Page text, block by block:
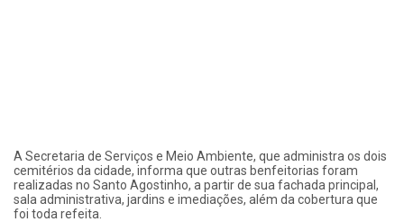
A Secretaria de Serviços e Meio Ambiente, que administra os dois
cemitérios da cidade, informa que outras benfeitorias foram
realizadas no Santo Agostinho, a partir de sua fachada principal,
sala administrativa, jardins e imediações, além da cobertura que
foi toda refeita.